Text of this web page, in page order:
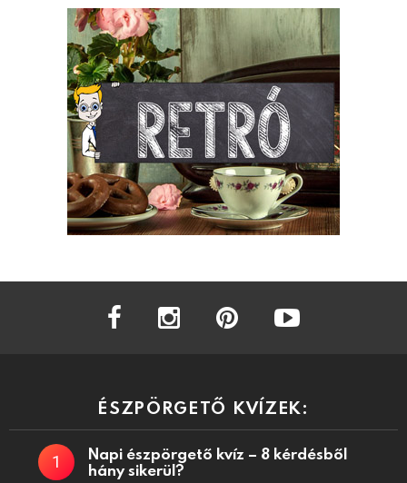
facebook instagram
ÉSZPÖRGETŐ KVÍZEK:
Napi észpörgető kvíz – 8 kérdésből
hány sikerül?